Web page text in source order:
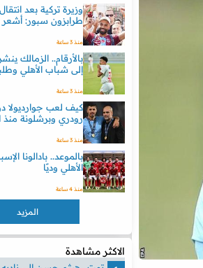
وزيرة تركية بعد
طرابزون سبور: أشعر
منذ 3 ساعة
بالأرقام.. الزمالك
إلى شباب الأهلي
منذ 3 ساعة
كيف لعب جوارديولا
رودري وبرشلونة
منذ 3 ساعة
بالموعد.. بادالونا
الأهلي وديًا
منذ 4 ساعة
المزيد
الاكثر مشاهدة